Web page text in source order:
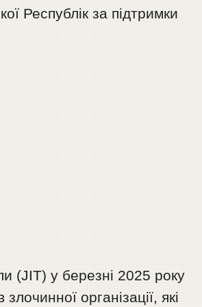
Республік за підтримки
(JIT) у березні 2025 року
організації, які